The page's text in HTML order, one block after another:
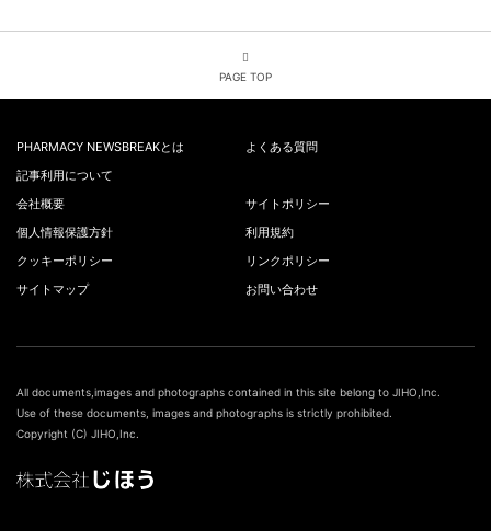
PAGE TOP
PHARMACY NEWSBREAKとは
よくある質問
記事利用について
会社概要
サイトポリシー
個人情報保護方針
利用規約
クッキーポリシー
リンクポリシー
サイトマップ
お問い合わせ
All documents,images and photographs contained in this site belong to JIHO,Inc.
Use of these documents, images and photographs is strictly prohibited.
Copyright (C) JIHO,Inc.